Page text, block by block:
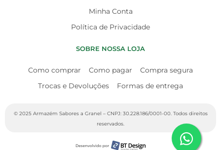
Minha Conta
Política de Privacidade
SOBRE NOSSA LOJA
Como comprar Como pagar
Compra segura
Trocas e Devoluções
Formas de entrega
© 2025 Armazém Sabores a Granel – CNPJ: 30.228.186/0001-00. Todos direitos
reservados.